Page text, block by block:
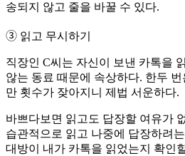
송되지 않고 줄을 바꿀 수 있다.
➂ 읽고 무시하기
직장인 C씨는 자신이 보낸 카톡을
않는 동료 때문에 속상하다. 한두 번
만 횟수가 잦아지니 제법 서운하다.
바쁘다보면 읽고도 답장할 여유가
습관적으로 읽고 나중에 답장하려
대방이 내가 카톡을 읽었는지 확인